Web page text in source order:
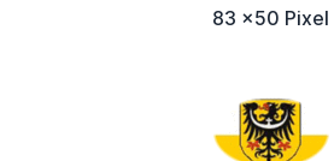
83 x50 Pixel